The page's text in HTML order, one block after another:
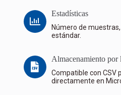
Estadísticas
Número de
estándar.
Almacenamiento por
Compatible con CSV
directamente en